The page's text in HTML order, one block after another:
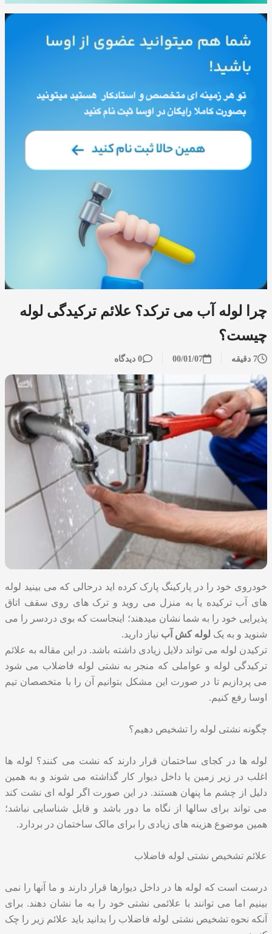
چرا لوله آب می ترکد؟ علائم ترکیدگی لوله
چیست؟
7 دقیقه 00/01/07 0 دیدگاه
خودروی خود را در پارکینگ پارک کرده اید درحالی که می بینید لوله
های آب ترکیده یا به منزل می روید و ترک های روی سقف اتاق
پذیرایی خود را به شما نشان میدهند؛ اینجاست که بوی دردسر را می
شنوید و به یک لوله کش آب نیاز دارید.
ترکیدن لوله می تواند دلایل زیادی داشته باشد. در این مقاله به علائم
ترکیدگی لوله و عواملی که منجر به نشتی لوله فاضلاب می شود
می پردازیم تا در صورت این مشکل بتوانیم آن را با متخصصان تیم
اوسا رفع کنیم.
چگونه نشتی لوله را تشخیص دهیم؟
لوله ها در کجای ساختمان قرار دارند که نشت می کنند؟ لوله ها
اغلب در زیر زمین یا داخل دیوار کار گذاشته می شوند و به همین
دلیل از چشم ما پنهان هستند. در این صورت اگر لوله ای نشت کند
می تواند برای سالها از نگاه ما دور باشد و قابل شناسایی نباشد؛
همین موضوع هزینه های زیادی را برای مالک ساختمان در بردارد.
علائم تشخیص نشتی لوله فاضلاب
درست است که لوله ها در داخل دیوارها قرار دارند و ما آنها را نمی
بینیم اما می توانند با علائمی نشتی خود را به ما نشان دهند. برای
آنکه نحوه تشخیص نشتی لوله فاضلاب را بدانید باید علائم زیر را چک